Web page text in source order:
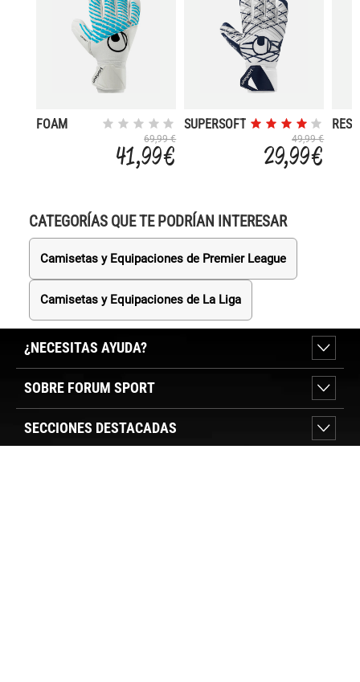
FOAM
69,99 €
41,99 €
SUPERSOFT
49,99 €
29,99 €
CATEGORÍAS QUE TE PODRÍAN INTERESAR
Camisetas y Equipaciones de Premier League
Camisetas y Equipaciones de La Liga
¿NECESITAS AYUDA?
SOBRE FORUM SPORT
SECCIONES DESTACADAS